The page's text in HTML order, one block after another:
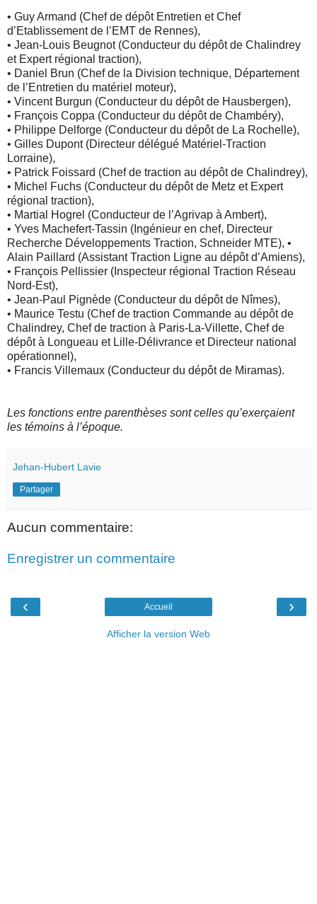
• Guy Armand (Chef de dépôt Entretien et Chef
d’Etablissement de l’EMT de Rennes),
• Jean-Louis Beugnot (Conducteur du dépôt de Chalindrey
et Expert régional traction),
• Daniel Brun (Chef de la Division technique, Département
de l’Entretien du matériel moteur),
• Vincent Burgun (Conducteur du dépôt de Hausbergen),
• François Coppa (Conducteur du dépôt de Chambéry),
• Philippe Delforge (Conducteur du dépôt de La Rochelle),
• Gilles Dupont (Directeur délégué Matériel-Traction
Lorraine),
• Patrick Foissard (Chef de traction au dépôt de Chalindrey),
• Michel Fuchs (Conducteur du dépôt de Metz et Expert
régional traction),
• Martial Hogrel (Conducteur de l’Agrivap à Ambert),
• Yves Machefert-Tassin (Ingénieur en chef, Directeur
Recherche Développements Traction, Schneider MTE), •
Alain Paillard (Assistant Traction Ligne au dépôt d’Amiens),
• François Pellissier (Inspecteur régional Traction Réseau
Nord-Est),
• Jean-Paul Pignède (Conducteur du dépôt de Nîmes),
• Maurice Testu (Chef de traction Commande au dépôt de
Chalindrey, Chef de traction à Paris-La-Villette, Chef de
dépôt à Longueau et Lille-Délivrance et Directeur national
opérationnel),
• Francis Villemaux (Conducteur du dépôt de Miramas).
Les fonctions entre parenthèses sont celles qu’exerçaient
les témoins à l’époque.
Jehan-Hubert Lavie
Partager
Aucun commentaire:
Enregistrer un commentaire
‹ ›
Accueil
Afficher la version Web